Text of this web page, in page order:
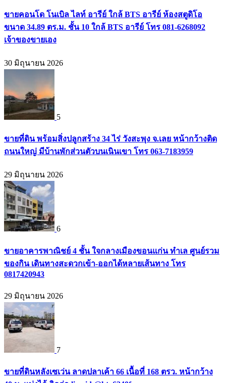
ขายคอนโด โนเบิล ไลท์ อารีย์ ใกล้ BTS อารีย์ ห้องสตูดิโอ
ขนาด 34.89 ตร.ม. ชั้น 10 ใกล้ BTS อารีย์ โทร 081-6268092
เจ้าของขายเอง
30 มิถุนายน 2026
5
ขายที่ดิน พร้อมสิ่งปลูกสร้าง 34 ไร่ วังสะพุง จ.เลย หน้ากว้างติด
ถนนใหญ่ มีบ้านพักส่วนตัวบนเนินเขา โทร 063-7183959
29 มิถุนายน 2026
6
ขายอาคารพาณิชย์ 4 ชั้น ใจกลางเมืองขอนแก่น ทำเล ศูนย์รวม
ของกิน เดินทางสะดวกเข้า-ออกได้หลายเส้นทาง โทร
0817420943
29 มิถุนายน 2026
7
ขายที่ดินหลังเซเว่น ลาดปลาเค้า 66 เนื้อที่ 168 ตรว. หน้ากว้าง